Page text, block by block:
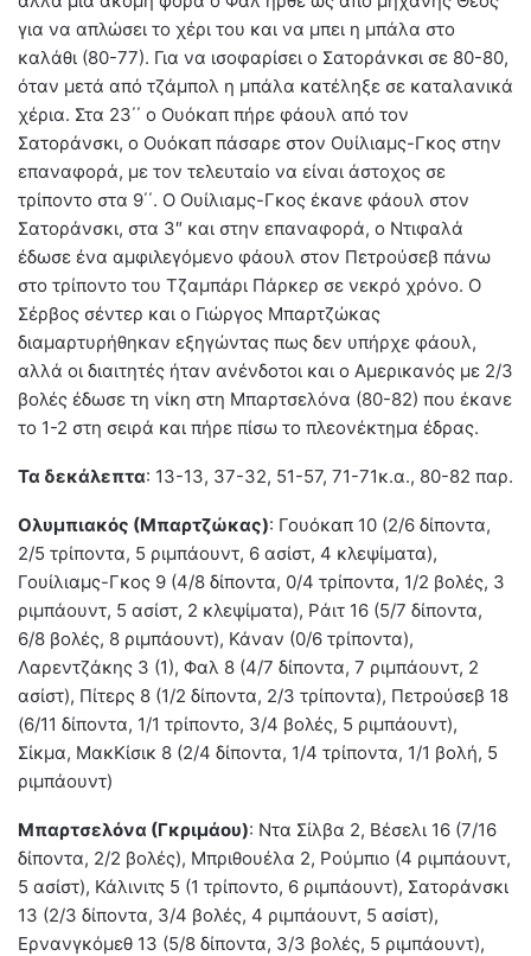
για να απλώσει το χέρι του και να μπει η μπάλα στο
καλάθι (80-77). Για να ισοφαρίσει ο Σατοράνκσι σε 80-80,
όταν μετά από τζάμπολ η μπάλα κατέληξε σε καταλανικά
χέρια. Στα 23΄΄ ο Ουόκαπ πήρε φάουλ από τον
Σατοράνσκι, ο Ουόκαπ πάσαρε στον Ουίλιαμς-Γκος στην
επαναφορά, με τον τελευταίο να είναι άστοχος σε
τρίποντο στα 9΄΄. Ο Ουίλιαμς-Γκος έκανε φάουλ στον
Σατοράνσκι, στα 3″ και στην επαναφορά, ο Ντιφαλά
έδωσε ένα αμφιλεγόμενο φάουλ στον Πετρούσεβ πάνω
στο τρίποντο του Τζαμπάρι Πάρκερ σε νεκρό χρόνο. Ο
Σέρβος σέντερ και ο Γιώργος Μπαρτζώκας
διαμαρτυρήθηκαν εξηγώντας πως δεν υπήρχε φάουλ,
αλλά οι διαιτητές ήταν ανένδοτοι και ο Αμερικανός με 2/3
βολές έδωσε τη νίκη στη Μπαρτσελόνα (80-82) που έκανε
το 1-2 στη σειρά και πήρε πίσω το πλεονέκτημα έδρας.
Τα δεκάλεπτα: 13-13, 37-32, 51-57, 71-71κ.α., 80-82 παρ.
Ολυμπιακός (Μπαρτζώκας): Γουόκαπ 10 (2/6 δίποντα,
2/5 τρίποντα, 5 ριμπάουντ, 6 ασίστ, 4 κλεψίματα),
Γουίλιαμς-Γκος 9 (4/8 δίποντα, 0/4 τρίποντα, 1/2 βολές, 3
ριμπάουντ, 5 ασίστ, 2 κλεψίματα), Ράιτ 16 (5/7 δίποντα,
6/8 βολές, 8 ριμπάουντ), Κάναν (0/6 τρίποντα),
Λαρεντζάκης 3 (1), Φαλ 8 (4/7 δίποντα, 7 ριμπάουντ, 2
ασίστ), Πίτερς 8 (1/2 δίποντα, 2/3 τρίποντα), Πετρούσεβ 18
(6/11 δίποντα, 1/1 τρίποντο, 3/4 βολές, 5 ριμπάουντ),
Σίκμα, ΜακΚίσικ 8 (2/4 δίποντα, 1/4 τρίποντα, 1/1 βολή, 5
ριμπάουντ)
Μπαρτσελόνα (Γκριμάου): Ντα Σίλβα 2, Βέσελι 16 (7/16
δίποντα, 2/2 βολές), Μπριθουέλα 2, Ρούμπιο (4 ριμπάουντ,
5 ασίστ), Κάλινιτς 5 (1 τρίποντο, 6 ριμπάουντ), Σατοράνσκι
13 (2/3 δίποντα, 3/4 βολές, 4 ριμπάουντ, 5 ασίστ),
Ερνανγκόμεθ 13 (5/8 δίποντα, 3/3 βολές, 5 ριμπάουντ),